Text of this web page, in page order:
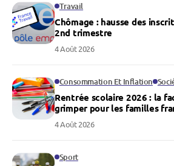
Travail
Chômage : hausse des
2nd trimestre
4 Août 2026
Consommation Et Inflation
Rentrée scolaire 2026 : la
grimper pour les familles
4 Août 2026
Sport